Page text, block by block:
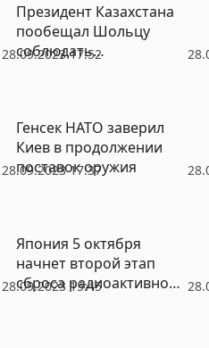
28.09.2023 17:52
Президент Казахстана
пообещал Шольцу
соблюдать
28.09.2023 17:37
Генсек НАТО заверил
Киев в продолжении
поставок оружия
28.09.2023 15:45
Япония 5 октября
начнет второй этап
сброса радиоактивной